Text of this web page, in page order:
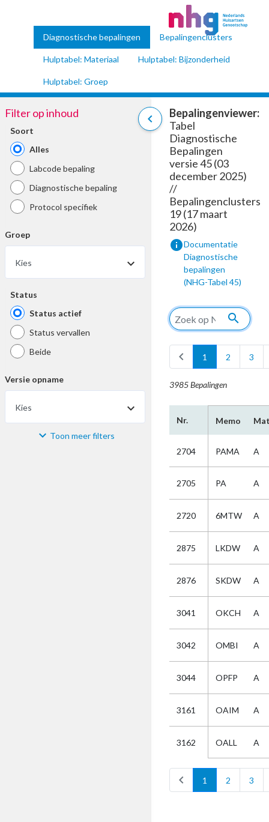
Diagnostische bepalingen Bepalingenclusters
Hulptabel: Materiaal Hulptabel: Bijzonderheid
Hulptabel: Groep
chevron_left
Filter op inhoud
Soort
Alles
Labcode bepaling
Diagnostische bepaling
Protocol specifiek
Groep
Kies
Status
Status actief
Status vervallen
Beide
Versie opname
Kies
Materiaal Toon meer filters
Bepalingenviewer:
Tabel
Diagnostische
Bepalingen
versie 45 (03
december 2025)
//
Bepalingenclusters
19 (17 maart
2026)
infoDocumentatie
Diagnostische
bepalingen
(NHG-Tabel 45)
search
chevron_left 1 2 3
3985 Bepalingen
Nr. Memo
2704 PAMA A
2705 PA A
2720 6MTW A
2875 LKDW A
2876 SKDW A
3041 OKCH A
3042 OMBI A
3044 OPFP A
3161 OAIM A
3162 OALL A
chevron_left 1 2 3